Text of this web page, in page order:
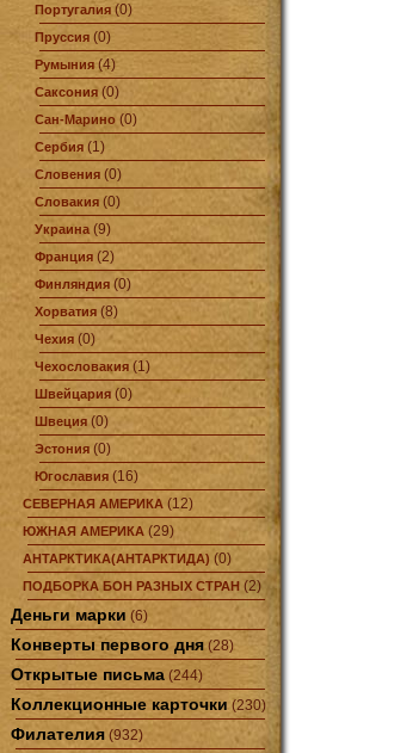
Португалия (0)
Пруссия (0)
Румыния (4)
Саксония (0)
Сан-Марино (0)
Сербия (1)
Словения (0)
Словакия (0)
Украина (9)
Франция (2)
Финляндия (0)
Хорватия (8)
Чехия (0)
Чехословакия (1)
Швейцария (0)
Швеция (0)
Эстония (0)
Югославия (16)
СЕВЕРНАЯ АМЕРИКА (12)
ЮЖНАЯ АМЕРИКА (29)
АНТАРКТИКА(АНТАРКТИДА) (0)
ПОДБОРКА БОН РАЗНЫХ СТРАН (2)
Деньги марки (6)
Конверты первого дня (28)
Открытые письма (244)
Коллекционные карточки (230)
Филателия (932)